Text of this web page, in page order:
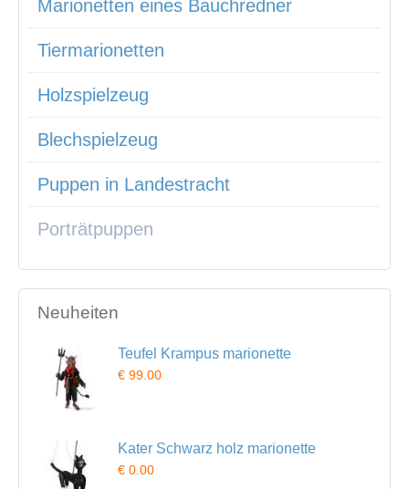
Marionetten eines Bauchredner
Tiermarionetten
Holzspielzeug
Blechspielzeug
Puppen in Landestracht
Porträtpuppen
Neuheiten
Teufel Krampus marionette
€ 99.00
Kater Schwarz holz marionette
€ 0.00